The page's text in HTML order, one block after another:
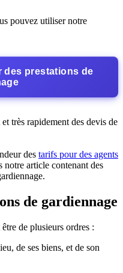
pouvez utiliser notre
des prestations de
très rapidement des devis de
des tarifs pour des agents
notre article contenant des
de gardiennage
de plusieurs ordres :
de ses biens, et de son